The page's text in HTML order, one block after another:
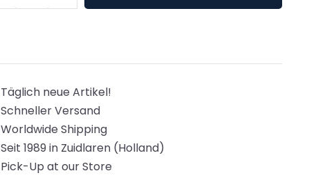
Täglich neue Artikel!
Schneller Versand
Worldwide Shipping
Seit 1989 in Zuidlaren (Holland)
Pick-Up at our Store